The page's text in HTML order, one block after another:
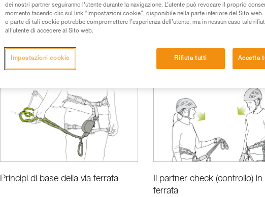
Principi di base della via ferrata
Il partner check (controllo) in
ferrata
dei nostri partner seguiranno l’utente durante la navigazione. L’utente può revocare il proprio
momento facendo clic sul link “Impostazioni cookie”, disponibile nella parte inferiore del Sito
o parte di tali cookie potrebbe compromettere l’esperienza dell’utente, ma in nessun caso tale
all’utente di accedere al Sito web.
Rifiuta tutti Accetta
Impostazioni cookie